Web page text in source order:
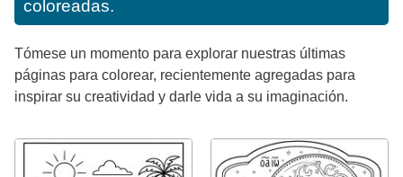
coloreadas.
Tómese un momento para explorar nuestras últimas
páginas para colorear, recientemente agregadas para
inspirar su creatividad y darle vida a su imaginación.